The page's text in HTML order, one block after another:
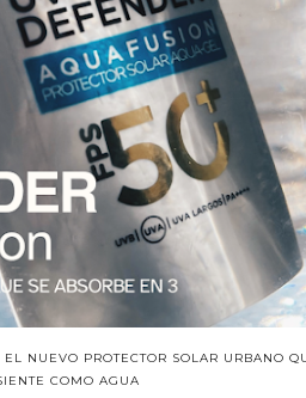
NUEVO PROTECTOR SOLAR URBANO
COMO AGUA